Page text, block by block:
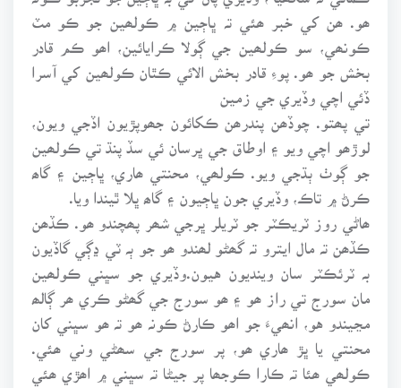
ھو. ھن کي خبر ھئي تہ ڀاڄين ۾ ڪولھين جو ڪو مٽ
ڪونھي، سو ڪولھين جي ڳولا ڪرايائين، اھو ڪم قادر
بخش جو ھو. پوءِ قادر بخش الائي ڪٿان ڪولھين کي آسرا
ڏئي اچي وڏيري جي زمين
تي پھتو. چوڏھن پندرھن ڪکائون جھوپڙيون اڏجي ويون،
لوڙھو اچي ويو ۽ اوطاق جي ڀرسان ئي سڏ پنڌ تي ڪولھين
جو ڳوٺ ٻڌجي ويو. ڪولھي، محنتي ھاري، ڀاڄين ۽ گاھ
ڪرڻ ۾ تاڪ، وڏيري جون ڀاڄيون ۽ گاھ ڀلا ٿيندا ويا.
ھاڻي روز ٽريڪٽر جو ٽريلر ڀرجي شھر پھچندو ھو. ڪڏھن
ڪڏھن تہ مال ايترو تہ گھڻو لھندو ھو جو ٻہ ٽي ڍڳي گاڏيون
بہ ٽرئڪٽر سان وينديون هيون.وڏيري جو سڀني ڪولھين
مان سورج تي راز ھو ۽ ھو سورج جي گھڻو ڪري ھر ڳالھ
مڃيندو هو، انھيءَ جو اھو ڪارڻ ڪونہ ھو تہ ھو سڀني کان
محنتي يا ڀڙ ھاري ھو، پر سورج جي سھڻي وني ھئي.
ڪولھي ھئا تہ ڪارا ڪوجھا پر جيڻا تہ سڀني ۾ اھڙي ھئي